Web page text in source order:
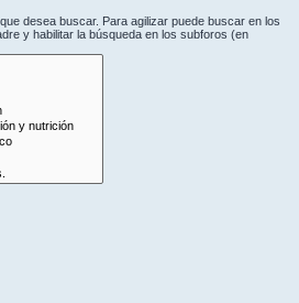
desea buscar. Para agilizar puede buscar en los
y habilitar la búsqueda en los subforos (en